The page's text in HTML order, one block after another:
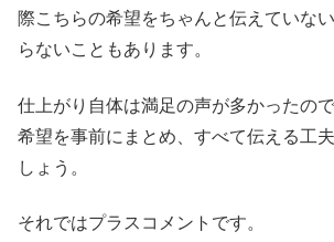
際こちらの希望をちゃんと伝えていな
らないこともあります。
仕上がり自体は満足の声が多かったの
希望を事前にまとめ、すべて伝える工
しょう。
それではプラスコメントです。